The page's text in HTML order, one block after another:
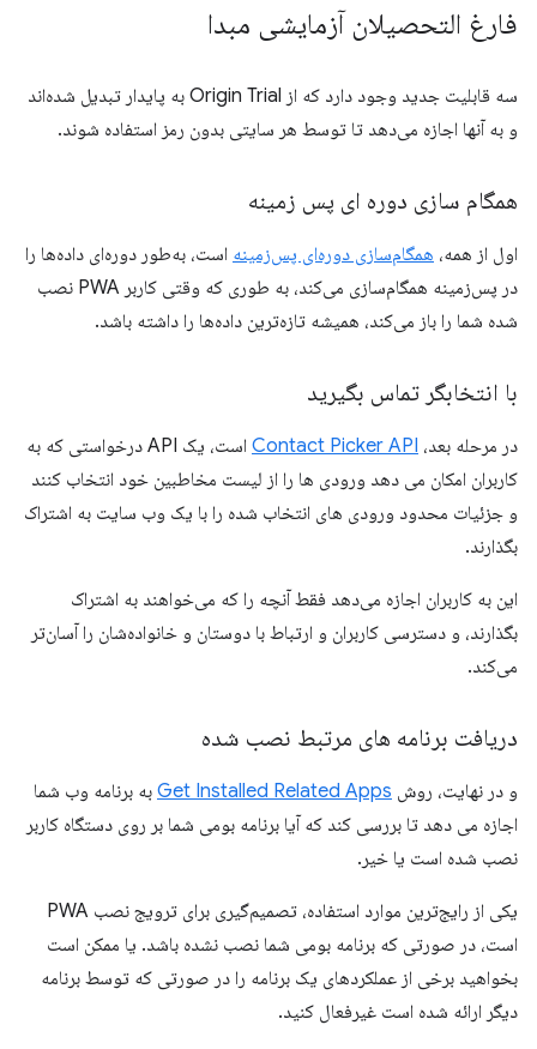
فارغ التحصیلان آزمایشی مبدا
سه قابلیت جدید وجود دارد که از Origin Trial به پایدار تبدیل شده‌اند
و به آنها اجازه می‌دهد تا توسط هر سایتی بدون رمز استفاده شوند.
همگام سازی دوره ای پس زمینه
اول از همه، همگام‌سازی دوره‌ای پس‌زمینه است، به‌طور دوره‌ای داده‌ها را
در پس‌زمینه همگام‌سازی می‌کند، به طوری که وقتی کاربر PWA نصب
شده شما را باز می‌کند، همیشه تازه‌ترین داده‌ها را داشته باشد.
با انتخابگر تماس بگیرید
در مرحله بعد، Contact Picker API
است، یک API درخواستی که به
کاربران امکان می دهد ورودی ها را از لیست مخاطبین خود انتخاب کنند
و جزئیات محدود ورودی های انتخاب شده را با یک وب سایت به اشتراک
بگذارند.
این به کاربران اجازه می‌دهد فقط آنچه را که می‌خواهند به اشتراک
بگذارند، و دسترسی کاربران و ارتباط با دوستان و خانواده‌شان را آسان‌تر
می‌کند.
دریافت برنامه های مرتبط نصب شده
و در نهایت، روش Get Installed Related Apps به برنامه وب شما
اجازه می دهد تا بررسی کند که آیا برنامه بومی شما بر روی دستگاه کاربر
نصب شده است یا خیر.
یکی از رایج‌ترین موارد استفاده، تصمیم‌گیری برای ترویج نصب PWA
است، در صورتی که برنامه بومی شما نصب نشده باشد. یا ممکن است
بخواهید برخی از عملکردهای یک برنامه را در صورتی که توسط برنامه
دیگر ارائه شده است غیرفعال کنید.